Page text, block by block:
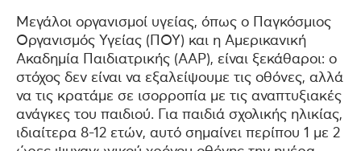
Μεγάλοι οργανισμοί υγείας, όπως ο Παγκόσμιος
Οργανισμός Υγείας (ΠΟΥ) και η Αμερικανική
Ακαδημία Παιδιατρικής (AAP), είναι ξεκάθαροι: ο
στόχος δεν είναι να εξαλείψουμε τις οθόνες, αλλά
να τις κρατάμε σε ισορροπία με τις αναπτυξιακές
ανάγκες του παιδιού. Για παιδιά σχολικής ηλικίας,
ιδιαίτερα 8-12 ετών, αυτό σημαίνει περίπου 1 με 2